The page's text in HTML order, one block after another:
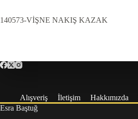
140573-VİŞNE NAKIŞ KAZAK
Alışveriş İletişim Hakkımızda
Esra Baştuğ